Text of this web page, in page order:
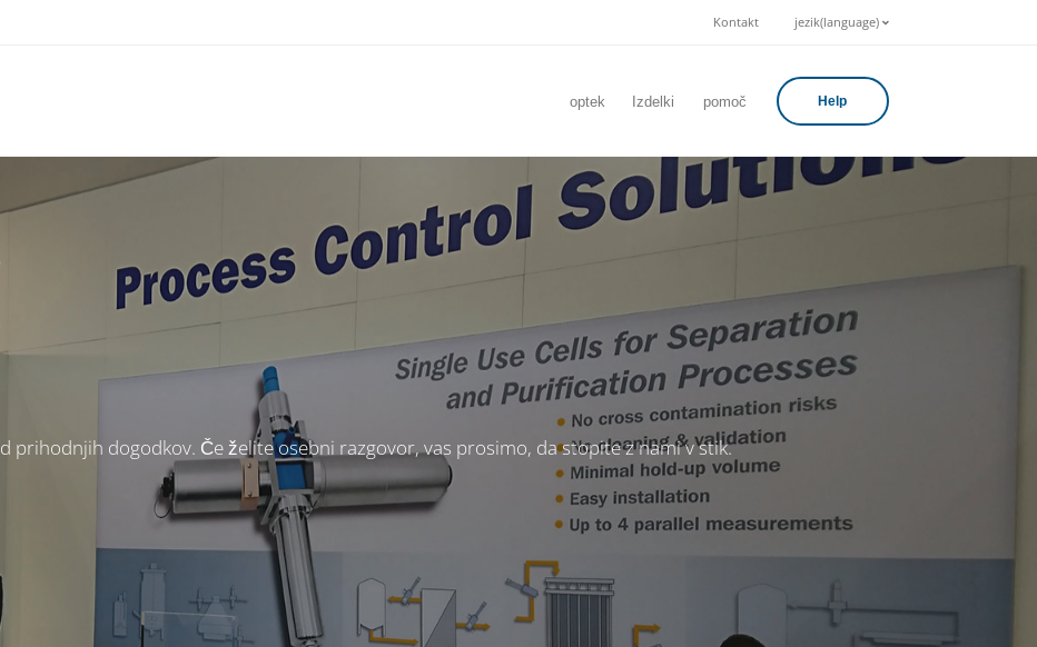
Kontakt jezik(language)
optek Izdelki pomoč Help
prihodnjih dogodkov. Če želite osebni razgovor, vas prosimo, da stopite z nami v stik.